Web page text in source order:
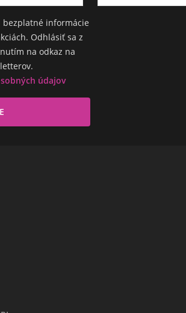
bezplatné informácie
Odhlásiť sa z
na odkaz na
údajov